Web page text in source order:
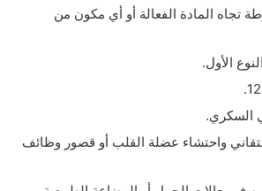
تجاه المادة الفعالة أو أي مكون من
الأول.
السكري.
واحتشاء عضلة القلب أو قصور وظائف